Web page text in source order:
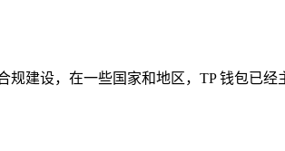
建设，在一些国家和地区，TP 钱包已